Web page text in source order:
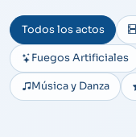
Todos los actos
Fuegos Artificiales
Música y Danza